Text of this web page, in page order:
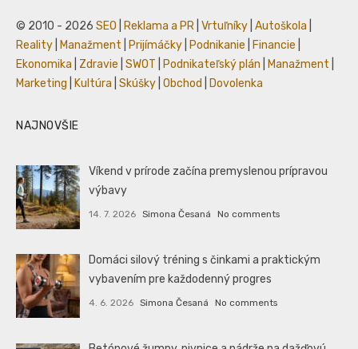
© 2010 - 2026 SEO Reklama a PR Vrtuľníky Autoškola
Reality
Manažment Prijímáčky Podnikanie Financie
Ekonomika
Zdravie SWOT Podnikateľský plán Manažment
Marketing
Kultúra Skúšky Obchod Dovolenka
NAJNOVŠIE
Víkend v prírode začína premyslenou prípravou
výbavy
14. 7. 2026 Simona Česaná No comments
Domáci silový tréning s činkami a praktickým
vybavením pre každodenný progres
4. 6. 2026 Simona Česaná No comments